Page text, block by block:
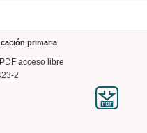
primaria
acceso libre
2